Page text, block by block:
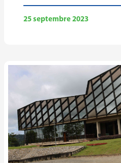
25 septembre 2023